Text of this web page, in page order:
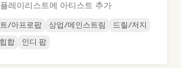
레이리스트에 아티스트 추가
/아프로팝 상업/메인스트림
드릴/저지
힙합 인디 팝